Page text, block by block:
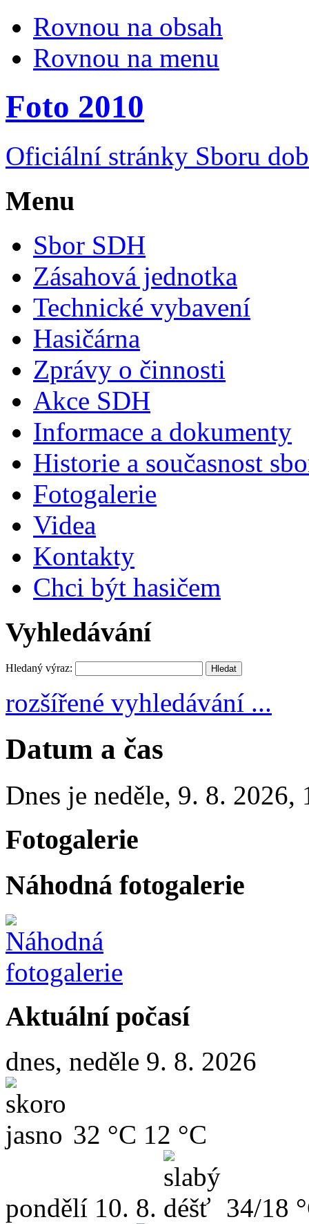
Rovnou na obsah
Rovnou na menu
Foto 2010
Oficiální stránky Sboru
Menu
Sbor SDH
Zásahová jednotka
Technické vybavení
Hasičárna
Zprávy o činnosti
Akce SDH
Informace a dokumenty
Historie a současnost
Fotogalerie
Videa
Kontakty
Chci být hasičem
Vyhledávání
Hledaný výraz:
rozšířené vyhledávání ...
Datum a čas
Dnes je neděle, 9. 8. 2026,
Fotogalerie
Náhodná fotogalerie
Aktuální počasí
dnes, neděle 9. 8. 2026
32 °C 12 °C
pondělí 10. 8. 34/18